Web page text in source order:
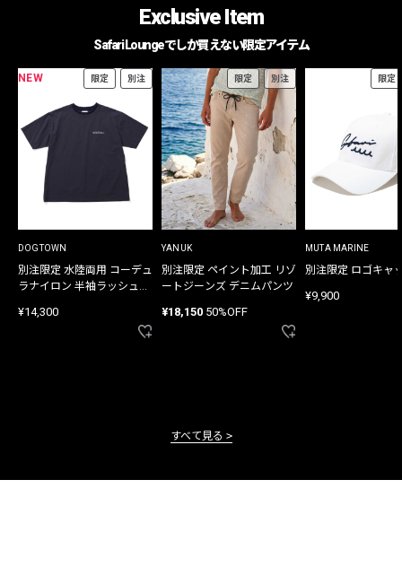
Exclusive Item
Safari Loungeでしか買えない限定アイテム
NEW 限定 別注
DOGTOWN
別注限定 水陸両用 コーデュ
ラナイロン 半袖ラッシュガ
¥14,300
限定 別注
YANUK
別注限定 ペイント加工 リゾ
ートジーンズ デニムパンツ
¥18,150 50%OFF
限定
MUTA MARINE
別注限定 ロゴキャ
¥9,900
すべて見る